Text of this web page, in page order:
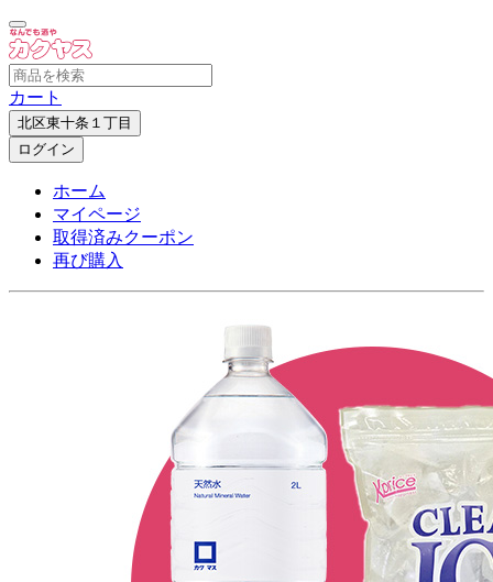
カート
北区東十条１丁目
ログイン
ホーム
マイページ
取得済みクーポン
再び購入